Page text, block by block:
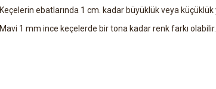
Keçelerin ebatlarında 1 cm. kadar büyüklük veya
Mavi 1 mm ince keçelerde bir tona kadar renk farkı olabilir.